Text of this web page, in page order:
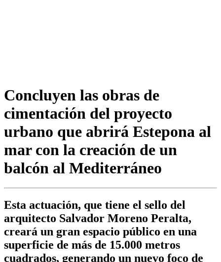
Concluyen las obras de
cimentación del proyecto
urbano que abrirá Estepona al
mar con la creación de un
balcón al Mediterráneo
Esta actuación, que tiene el sello del
arquitecto Salvador Moreno Peralta,
creará un gran espacio público en una
superficie de más de 15.000 metros
cuadrados, generando un nuevo foco de